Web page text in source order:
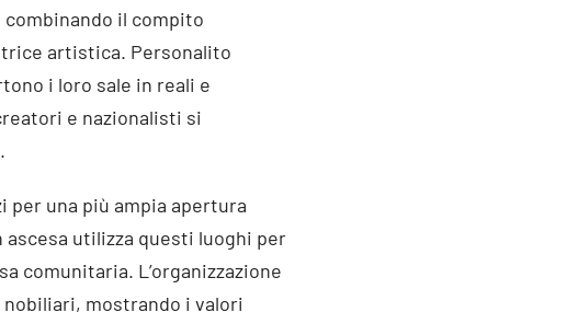
il compito
artistica. Personalito
i loro sale in reali e
e nazionalisti si
per una più ampia apertura
utilizza questi luoghi per
comunitaria. L’organizzazione
mostrando i valori